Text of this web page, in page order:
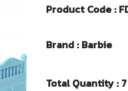
Product Code :
Brand : Barbie
Total Quantity :